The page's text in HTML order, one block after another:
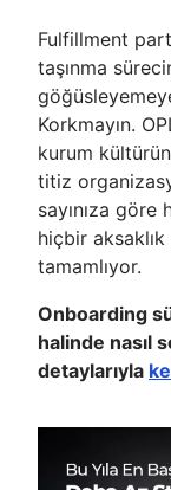
Fulfillment
taşınma
Korkmayın.
kurum
titiz
sayınıza
hiçbir
tamamlıyor.
Onboarding
halinde nasıl
detaylarıyla